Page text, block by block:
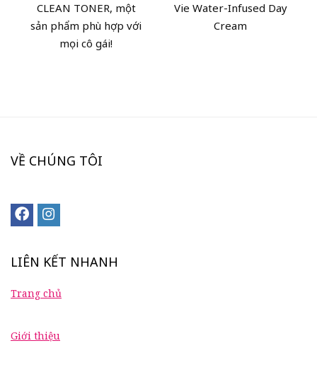
CLEAN TONER, một
sản phẩm phù hợp với
mọi cô gái!
Vie Water-Infused Day
Cream
VỀ CHÚNG TÔI
LIÊN KẾT NHANH
Trang chủ
Giới thiệu